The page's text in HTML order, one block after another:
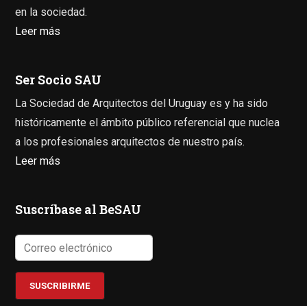
en la sociedad.
Leer más
Ser Socio SAU
La Sociedad de Arquitectos del Uruguay es y ha sido
históricamente el ámbito público referencial que nuclea
a los profesionales arquitectos de nuestro país.
Leer más
Suscríbase al BeSAU